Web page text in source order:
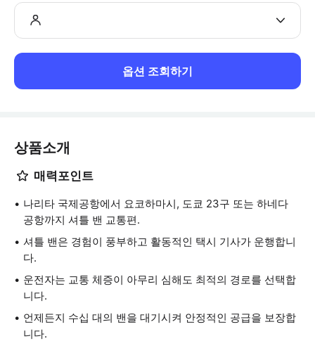
옵션 조회하기
상품소개
매력포인트
나리타 국제공항에서 요코하마시, 도쿄 23구 또는 하네다
공항까지 셔틀 밴 교통편.
셔틀 밴은 경험이 풍부하고 활동적인 택시 기사가 운행합니
다.
운전자는 교통 체증이 아무리 심해도 최적의 경로를 선택합
니다.
언제든지 수십 대의 밴을 대기시켜 안정적인 공급을 보장합
니다.